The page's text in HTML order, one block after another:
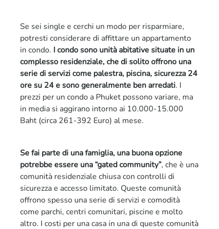
Se sei single e cerchi un modo per risparmiare,
potresti considerare di affittare un appartamento
in condo. I condo sono unità abitative situate in un
complesso residenziale, che di solito offrono una
serie di servizi come palestra, piscina, sicurezza 24
ore su 24 e sono generalmente ben arredati. I
prezzi per un condo a Phuket possono variare, ma
in media si aggirano intorno ai 10.000-15.000
Baht (circa 261-392 Euro) al mese.
Se fai parte di una famiglia, una buona opzione
potrebbe essere una “gated community”, che è una
comunità residenziale chiusa con controlli di
sicurezza e accesso limitato. Queste comunità
offrono spesso una serie di servizi e comodità
come parchi, centri comunitari, piscine e molto
altro. I costi per una casa in una di queste comunità